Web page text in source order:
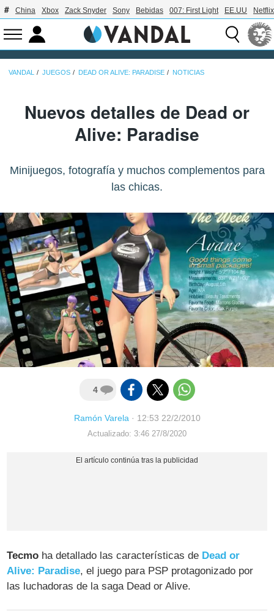
China Xbox Zack Snyder Sony Bebidas 007: First Light EE.UU Netflix
VANDAL JUEGOS DEAD OR ALIVE: PARADISE NOTICIAS
Nuevos detalles de Dead or
Alive: Paradise
Minijuegos, fotografía y muchos complementos para
las chicas.
4
Ramón Varela· 12:53 22/2/2010
Actualizado: 3:46 27/8/2020
Tecmo ha detallado las características de Dead or
Alive: Paradise, el juego para PSP protagonizado por
las luchadoras de la saga Dead or Alive.